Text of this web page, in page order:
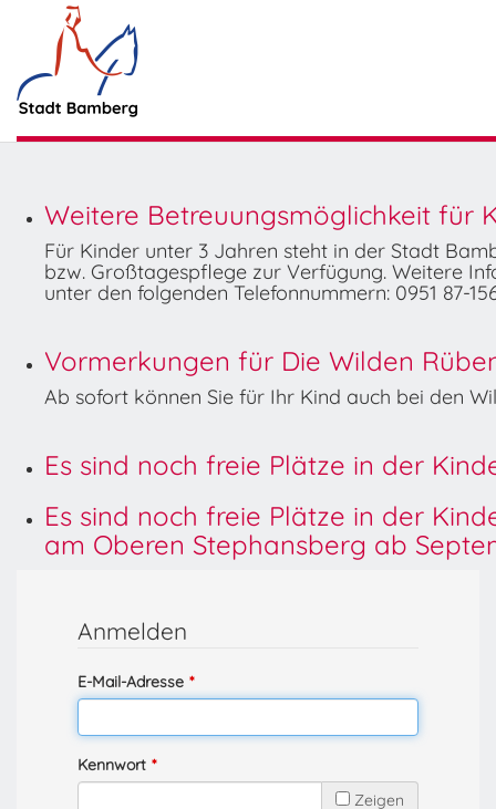
Weitere Betreuungsmöglichkeit für
Für Kinder unter 3 Jahren steht in der Stadt
bzw. Großtagespflege zur Verfügung. Weitere
unter den folgenden Telefonnummern: 0951 87-
Vormerkungen für Die Wilden
Ab sofort können Sie für Ihr Kind auch bei den
Es sind noch freie Plätze in der
Es sind noch freie Plätze in der
am Oberen Stephansberg ab
Anmelden
E-Mail-Adresse
Kennwort
Zeigen